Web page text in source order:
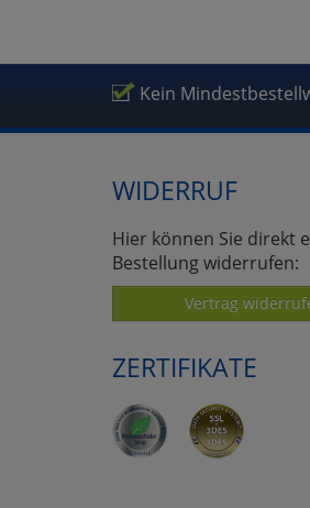
Kein
WIDERRUF
Hier können Sie direkt
Bestellung widerrufen:
Vertrag
ZERTIFIKATE